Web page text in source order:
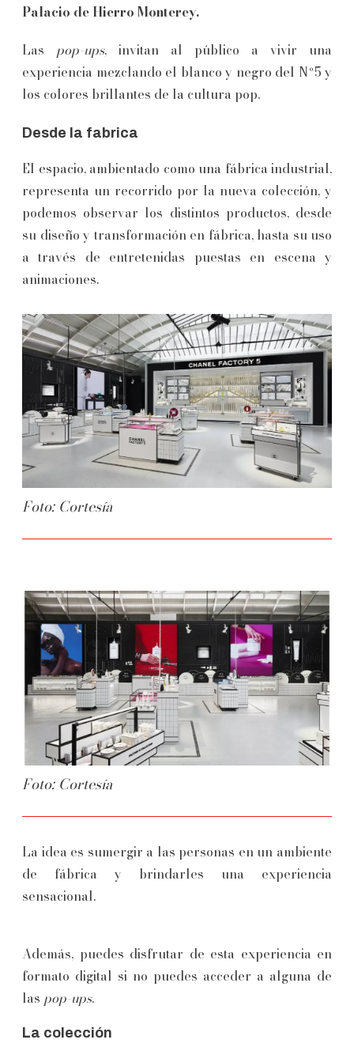
Palacio de Hierro Monterey.
Las pop-ups, invitan al público a vivir una
experiencia mezclando el blanco y negro del Nº5 y
los colores brillantes de la cultura pop.
Desde la fabrica
El espacio, ambientado como una fábrica industrial,
representa un recorrido por la nueva colección, y
podemos observar los distintos productos, desde
su diseño y transformación en fábrica, hasta su uso
a través de entretenidas puestas en escena y
animaciones.
Foto: Cortesía
Foto: Cortesía
La idea es sumergir a las personas en un ambiente
de fábrica y brindarles una experiencia
sensacional.
Además, puedes disfrutar de esta experiencia en
formato digital si no puedes acceder a alguna de
las pop-ups.
La colección